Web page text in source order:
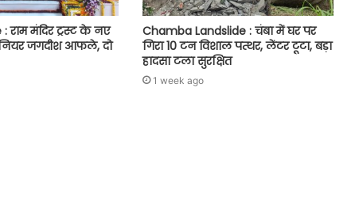
राम मंदिर ट्रस्ट के नए
जगदीश आफले, दो
Chamba Landslide : चंबा में घर पर
गिरा 10 टन विशाल पत्थर, लेंटर टूटा, बड़ा
हादसा टला सुरक्षित
1 week ago